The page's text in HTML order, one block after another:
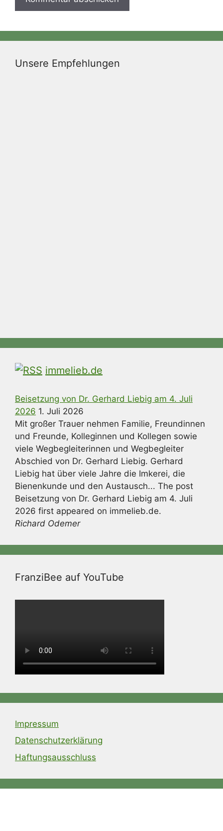
Unsere Empfehlungen
immelieb.de
Beisetzung von Dr. Gerhard Liebig am 4. Juli
2026 1. Juli 2026
Mit großer Trauer nehmen Familie, Freundinnen
und Freunde, Kolleginnen und Kollegen sowie
viele Wegbegleiterinnen und Wegbegleiter
Abschied von Dr. Gerhard Liebig. Gerhard
Liebig hat über viele Jahre die Imkerei, die
Bienenkunde und den Austausch... The post
Beisetzung von Dr. Gerhard Liebig am 4. Juli
2026 first appeared on immelieb.de.
Richard Odemer
FranziBee auf YouTube
Impressum
Datenschutzerklärung
Haftungsausschluss